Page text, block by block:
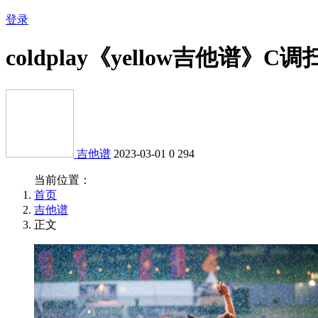
登录
coldplay《yellow吉他谱》C调
吉他谱 2023-03-01 0 294
当前位置：
首页
吉他谱
正文